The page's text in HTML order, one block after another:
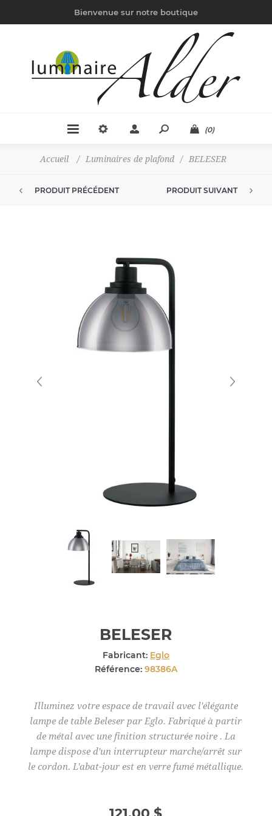
Bienvenue sur notre boutique
(0)
Accueil / Luminaires de plafond / BELESER
PRODUIT PRÉCÉDENT PRODUIT SUIVANT
BELESER
Fabricant: Eglo
Référence: 98386A
Illuminez votre espace de travail avec l'élégante
lampe de table Beleser par Eglo. Fabriqué à partir
de métal avec une finition structurée noire . La
lampe dispose d'un interrupteur marche/arrêt sur
le cordon. L'abat-jour est en verre fumé métallique.